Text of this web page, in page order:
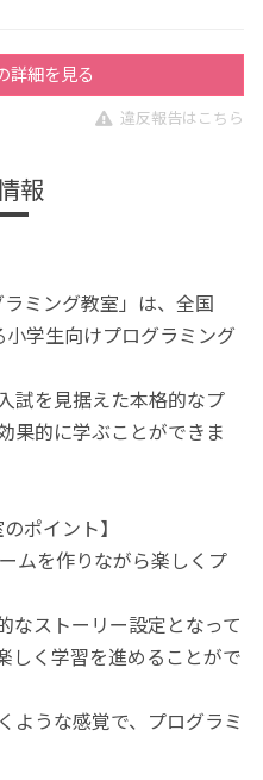
詳細を見る
違反報告はこちら
報
ラミング教室」は、全国
学生向けプログラミング
試を見据えた本格的なプ
果的に学ぶことができま
ポイント】
ムを作りながら楽しくプ
なストーリー設定となって
しく学習を進めることがで
ような感覚で、プログラミ